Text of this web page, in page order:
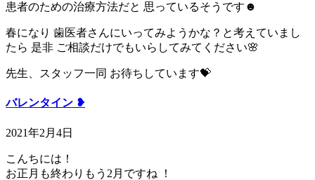
患者のための治療方法だと 思っているそうです☻
春になり 歯医者さんにいってみようかな？と考えていまし
たら 是非 ご相談だけでもいらしてみてください🌸
先生、スタッフ一同 お待ちしています💝
バレンタイン ❥
2021年2月4日
こんちには！
お正月も終わりもう2月ですね ！